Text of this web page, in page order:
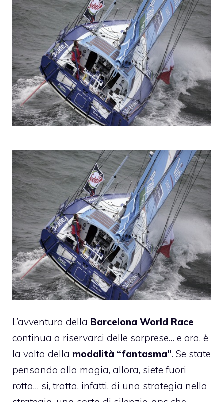
L’avventura della Barcelona World Race
continua a riservarci delle sorprese… e ora, è
la volta della modalità “fantasma”. Se state
pensando alla magia, allora, siete fuori
rotta… si, tratta, infatti, di una strategia nella